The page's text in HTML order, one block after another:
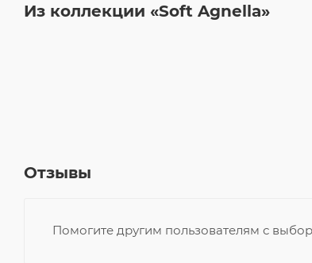
Из коллекции «Soft Agnella»
Отзывы
Помогите другим пользователям с